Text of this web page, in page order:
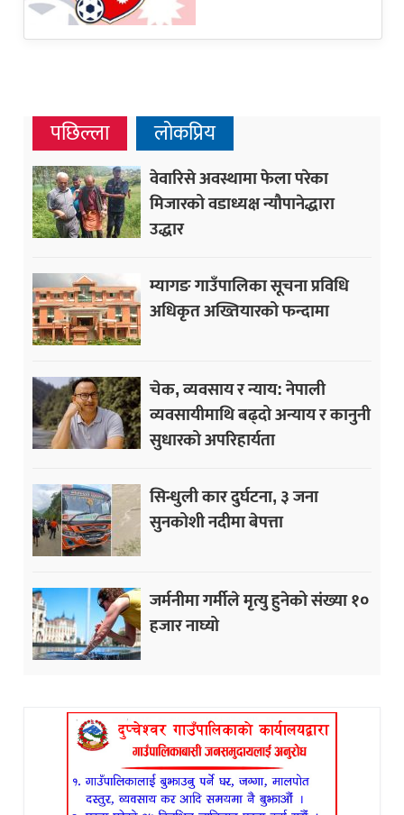
पछिल्ला लोकप्रिय
वेवारिसे अवस्थामा फेला परेका
मिजारको वडाध्यक्ष न्यौपानेद्धारा
उद्धार
म्यागङ गाउँपालिका सूचना प्रविधि
अधिकृत अख्तियारको फन्दामा
चेक, व्यवसाय र न्याय: नेपाली
व्यवसायीमाथि बढ्दो अन्याय र कानुनी
सुधारको अपरिहार्यता
सिन्धुली कार दुर्घटना, ३ जना
सुनकोशी नदीमा बेपत्ता
जर्मनीमा गर्मीले मृत्यु हुनेको संख्या १०
हजार नाघ्यो